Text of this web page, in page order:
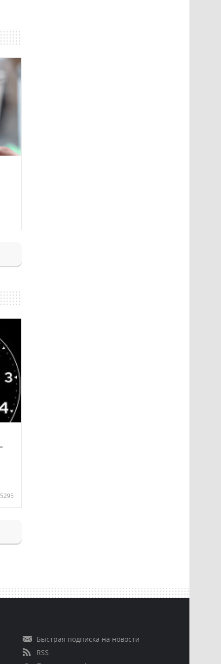
5295
Быстрая подписка на новости
RSS